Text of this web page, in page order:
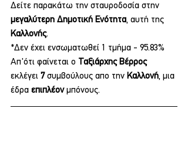
Δείτε παρακάτω την σταυροδοσία στην
μεγαλύτερη Δημοτική Ενότητα, αυτή της
Καλλονής.
*Δεν έχει ενσωματωθεί 1 τμήμα - 95.83%
Απ'ότι φαίνεται ο Ταξιάρχης Βέρρος
εκλέγει 7 συμβούλους απο την Καλλονή, μια
έδρα επιπλέον μπόνους.